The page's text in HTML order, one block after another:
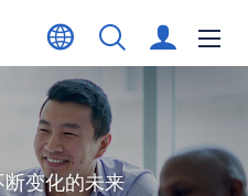
变化的未来